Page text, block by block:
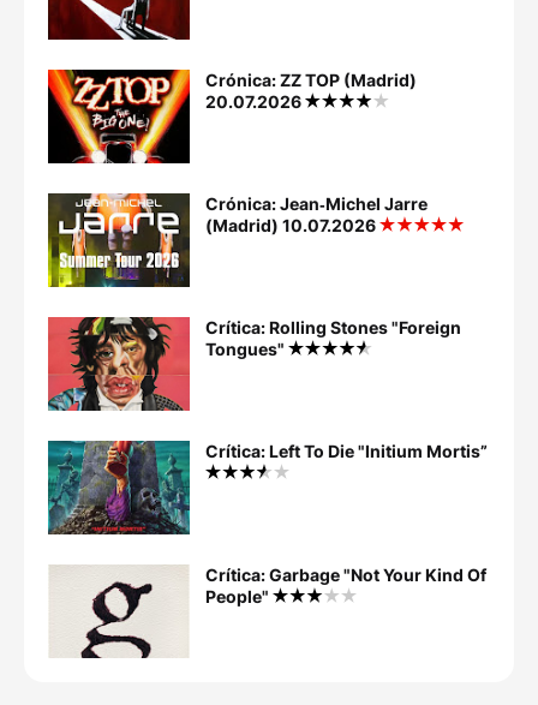
Crónica: ZZ TOP (Madrid)
20.07.2026
Crónica: Jean‐Michel Jarre
(Madrid) 10.07.2026
Crítica: Rolling Stones "Foreign
Tongues"
Crítica: Left To Die "Initium Mortis”
Crítica: Garbage "Not Your Kind Of
People"